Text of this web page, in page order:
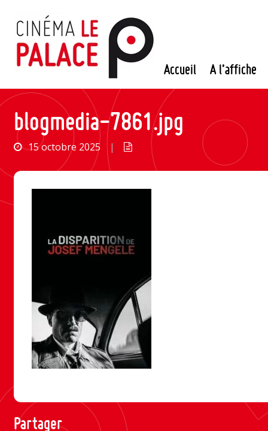
contenu
Accueil A l’affiche
blogmedia-7861.jpg
15 octobre 2025 |
Partager